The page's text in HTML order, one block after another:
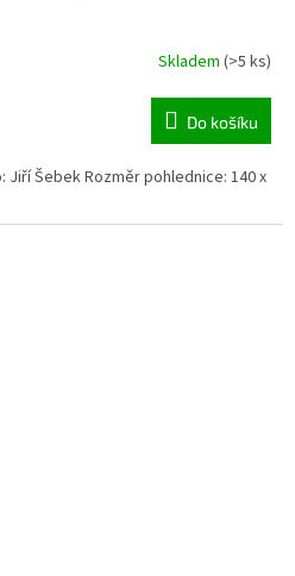
Skladem (>5 ks)
Do košíku
Jiří Šebek Rozměr pohlednice: 140 x